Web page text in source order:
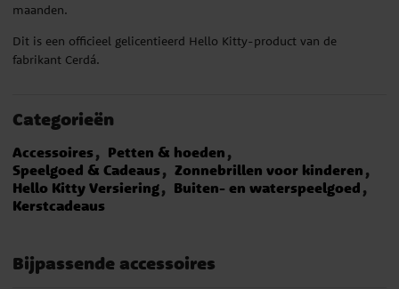
maanden.
Dit is een officieel gelicentieerd Hello Kitty-product van de
fabrikant Cerdá.
Categorieën
Accessoires
Petten & hoeden
Speelgoed & Cadeaus
Zonnebrillen voor kinderen
Hello Kitty Versiering
Buiten- en waterspeelgoed
Kerstcadeaus
Bijpassende accessoires